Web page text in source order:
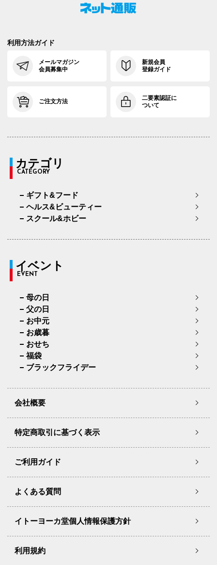
利用方法ガイド
メールマガジン
会員募集中
新規会員
登録ガイド
ご注文方法
二要素認証に
ついて
カテゴリ
CATEGORY
ギフト&フード
ヘルス&ビューティー
スクール&ホビー
イベント
EVENT
母の日
父の日
お中元
お歳暮
おせち
福袋
ブラックフライデー
会社概要
特定商取引に基づく表示
ご利用ガイド
よくある質問
イトーヨーカ堂個人情報保護方針
利用規約